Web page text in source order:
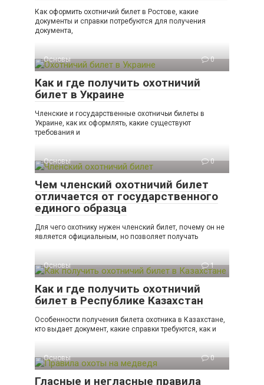
Как оформить охотничий билет в Ростове, какие
документы и справки потребуются для получения
документа,
Основы 0
Как и где получить охотничий
билет в Украине
Членские и государственные охотничьи билеты в
Украине, как их оформлять, какие существуют
требования и
Основы 0
Чем членский охотничий билет
отличается от государственного
единого образца
Для чего охотнику нужен членский билет, почему он не
является официальным, но позволяет получать
Основы 1
Как и где получить охотничий
билет в Республике Казахстан
Особенности получения билета охотника в Казахстане,
кто выдает документ, какие справки требуются, как и
Основы 0
Гласные и негласные правила